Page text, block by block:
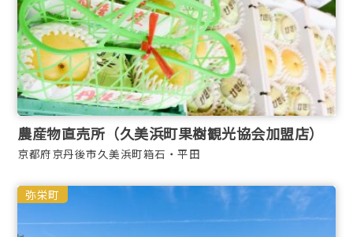
農産物直売所（久美浜町果樹観光協会加盟店）
京都府京丹後市久美浜町箱石・平田
弥栄町